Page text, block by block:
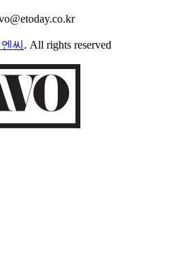
씨 . All rights reserved